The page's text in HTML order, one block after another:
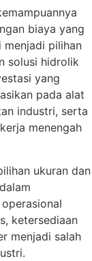
biaya yang
menjadi pilihan
solusi hidrolik
yang
pada alat
industri, serta
menengah
ukuran dan
ketersediaan
menjadi salah